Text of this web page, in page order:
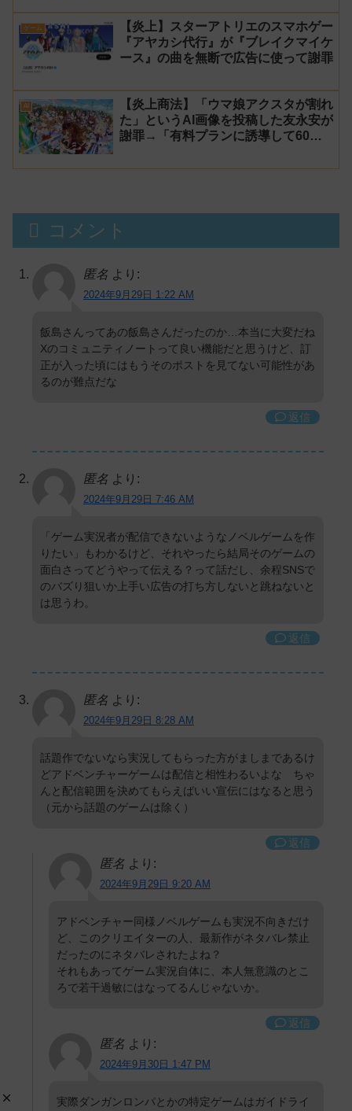
ゲーム
【炎上】スターアトリエのスマホゲー
『アヤカシ代行』が『ブレイクマイケ
ース』の曲を無断で広告に使って謝罪
AI
【炎上商法】「ウマ娘アクスタが割れ
た」というAI画像を投稿した友永安が
謝罪→「有料プランに誘導して60万
娘エロイラストをリポスト！
コメント
匿名 より:
2024年9月29日 1:22 AM
飯島さんってあの飯島さんだったのか…本当に大変だね
Xのコミュニティノートって良い機能だと思うけど、訂
正が入った頃にはもうそのポストを見てない可能性があ
るのが難点だな
返信
匿名 より:
2024年9月29日 7:46 AM
「ゲーム実況者が配信できないようなノベルゲームを作
りたい」もわかるけど、それやったら結局そのゲームの
面白さってどうやって伝える？って話だし、余程SNSで
のバズり狙いか上手い広告の打ち方しないと跳ねないと
は思うわ。
返信
匿名 より:
2024年9月29日 8:28 AM
話題作でないなら実況してもらった方がましまであるけ
どアドベンチャーゲームは配信と相性わるいよな ちゃ
んと配信範囲を決めてもらえばいい宣伝にはなると思う
（元から話題のゲームは除く）
返信
匿名 より:
2024年9月29日 9:20 AM
アドベンチャー同様ノベルゲームも実況不向きだけ
ど、このクリエイターの人、最新作がネタバレ禁止
だったのにネタバレされたよね？
それもあってゲーム実況自体に、本人無意識のとこ
ろで若干過敏にはなってるんじゃないか。
返信
匿名 より:
2024年9月30日 1:47 PM
実際ダンガンロンパとかの特定ゲームはガイドライ